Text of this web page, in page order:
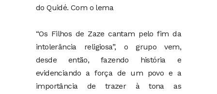
do Quidé. Com o lema
“Os Filhos de Zaze cantam pelo fim da
intolerância religiosa”, o grupo vem,
desde então, fazendo história e
evidenciando a força de um povo e a
importância de trazer à tona as